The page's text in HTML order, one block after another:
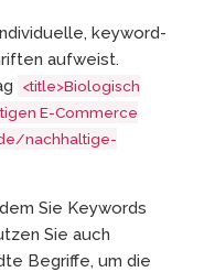
keyword-
aufweist.
<title>Biologisch
E-Commerce
nachhaltige-
Sie Keywords
Sie auch
Begriffe, um die